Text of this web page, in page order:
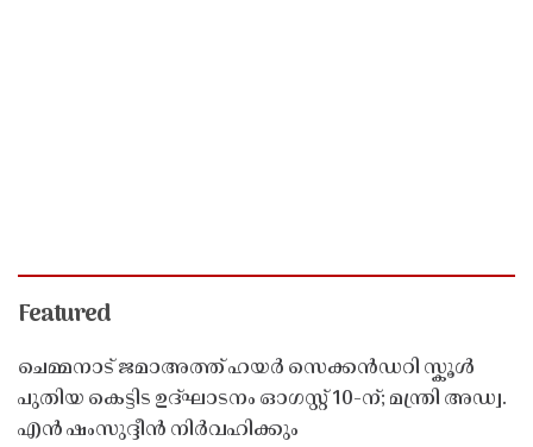
Featured
ചെമ്മനാട് ജമാഅത്ത് ഹയർ സെക്കൻഡറി സ്കൂൾ
പുതിയ കെട്ടിട ഉദ്ഘാടനം ഓഗസ്റ്റ് 10-ന്; മന്ത്രി അഡ്വ.
എൻ ഷംസുദ്ദീൻ നിർവഹിക്കും